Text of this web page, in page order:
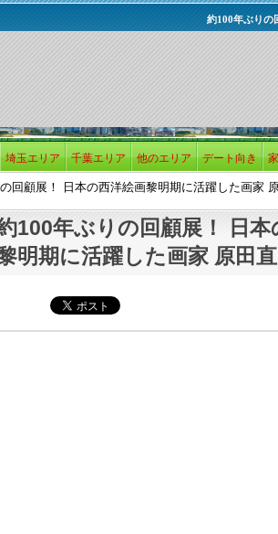
約100年ぶりの
埼玉エリア 千葉エリア 他のエリア デート向き
回顧展！ 日本の西洋絵画黎明期に活躍した画家
100年ぶりの回顧展！ 日本
明期に活躍した画家 原田